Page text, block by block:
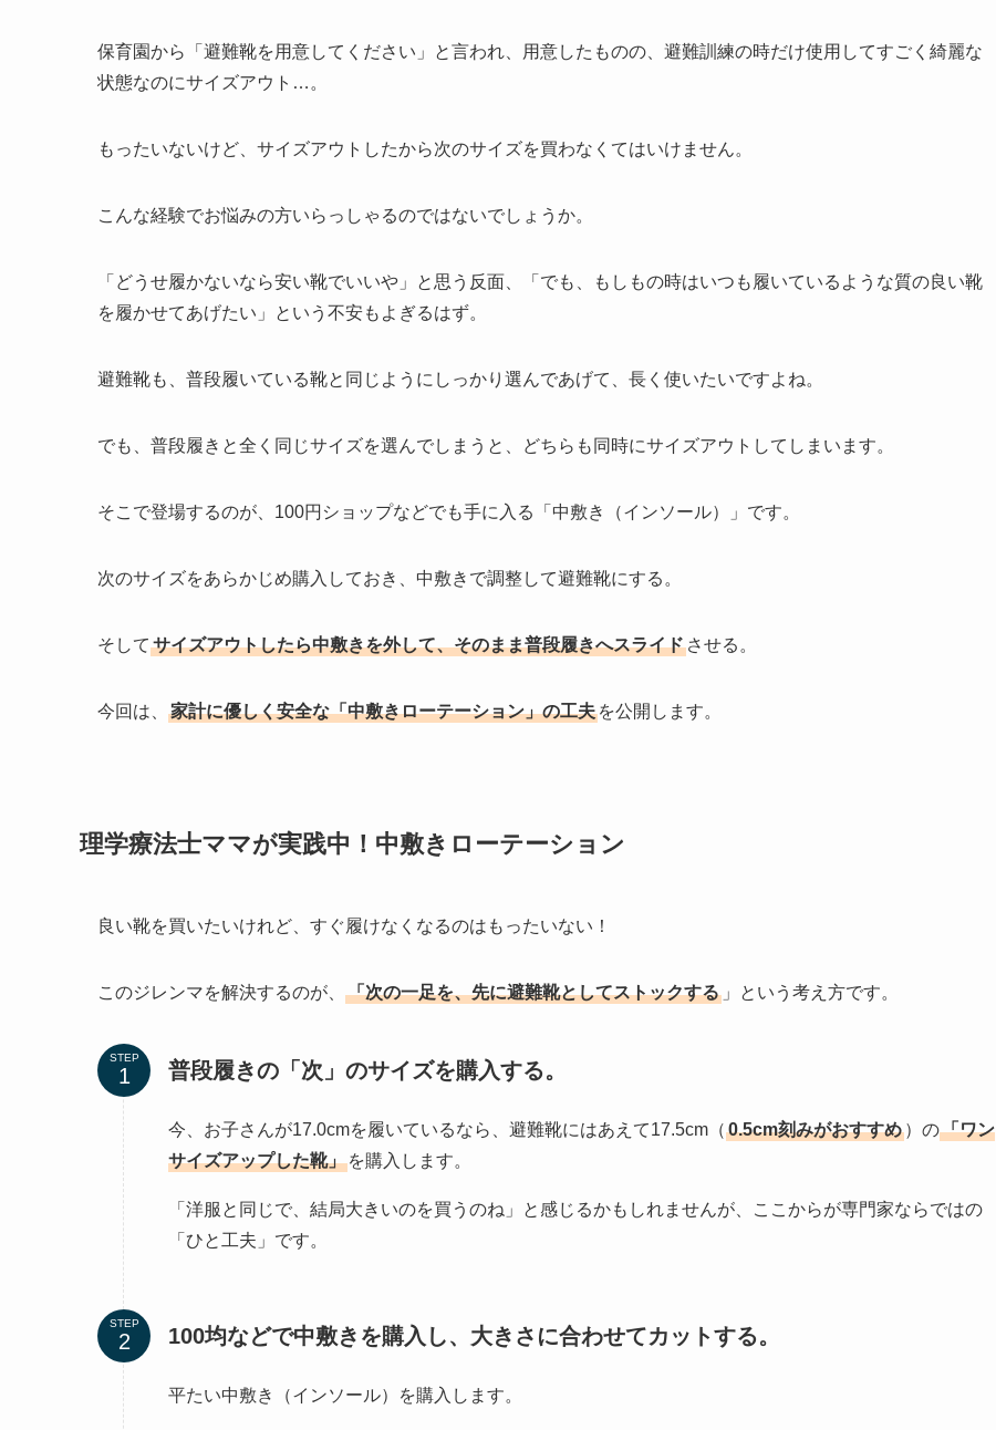
保育園から「避難靴を用意してください」と言われ、用意したものの、避難訓練の時だけ使用してすごく綺麗な
状態なのにサイズアウト…。
もったいないけど、サイズアウトしたから次のサイズを買わなくてはいけません。
こんな経験でお悩みの方いらっしゃるのではないでしょうか。
「どうせ履かないなら安い靴でいいや」と思う反面、「でも、もしもの時はいつも履いているような質の良い靴
を履かせてあげたい」という不安もよぎるはず。
避難靴も、普段履いている靴と同じようにしっかり選んであげて、長く使いたいですよね。
でも、普段履きと全く同じサイズを選んでしまうと、どちらも同時にサイズアウトしてしまいます。
そこで登場するのが、100円ショップなどでも手に入る「中敷き（インソール）」です。
次のサイズをあらかじめ購入しておき、中敷きで調整して避難靴にする。
そして サイズアウトしたら中敷きを外して、そのまま普段履きへスライド させる。
今回は、 家計に優しく安全な「中敷きローテーション」の工夫 を公開します。
理学療法士ママが実践中！中敷きローテーション
良い靴を買いたいけれど、すぐ履けなくなるのはもったいない！
このジレンマを解決するのが、 「次の一足を、先に避難靴としてストックする 」という考え方です。
STEP 普段履きの「次」のサイズを購入する。
今、お子さんが17.0cmを履いているなら、避難靴にはあえて17.5cm（ 0.5cm刻みがおすすめ ）の「ワン
サイズアップした靴」 を購入します。
「洋服と同じで、結局大きいのを買うのね」と感じるかもしれませんが、ここからが専門家ならではの
「ひと工夫」です。
STEP 100均などで中敷きを購入し、大きさに合わせてカットする。
平たい中敷き（インソール）を購入します。